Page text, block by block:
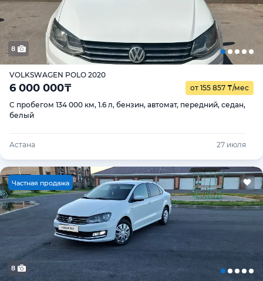
8
VOLKSWAGEN POLO 2020
6 000 000₸ от 155 857 ₸/мес
С пробегом 134 000 км, 1.6 л, бензин, автомат, передний, седан,
белый
Астана 27 июля
Частная продажа
8